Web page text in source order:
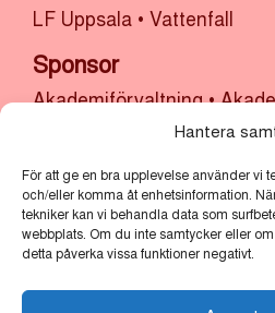
Hantera
För att ge en bra upplevelse använder vi
och/eller komma åt enhetsinformation.
tekniker kan vi behandla data som
webbplats. Om du inte samtycker eller
detta påverka vissa funktioner negativt.
LF Uppsala • Vattenfall
Sponsor
Akademiförvaltning•
Uppsala Universitet•
•Cytiva•Kulturlyftet x
Bygg, sten och anläggning
Stadsmission•Thermo